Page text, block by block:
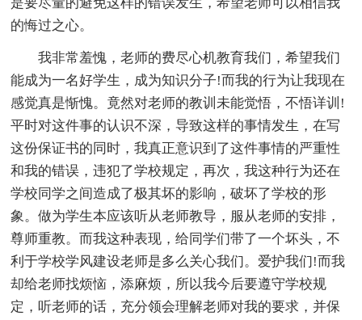
的悔过之心。
我非常羞愧，老师的费尽心机教育我们，希望我们
能成为一名好学生，成为知识分子!而我的行为让我现在
感觉真是惭愧。竟然对老师的教训未能觉悟，不悟详训!
平时对这件事的认识不深，导致这样的事情发生，在写
这份保证书的同时，我真正意识到了这件事情的严重性
和我的错误，违犯了学校规定，再次，我这种行为还在
学校同学之间造成了极其坏的影响，破坏了学校的形
象。做为学生本应该听从老师教导，服从老师的安排，
尊师重教。而我这种表现，给同学们带了一个坏头，不
利于学校学风建设老师是多么关心我们。爱护我们!而我
却给老师找烦恼，添麻烦，所以我今后要遵守学校规
定，听老师的话，充分领会理解老师对我的要求，并保